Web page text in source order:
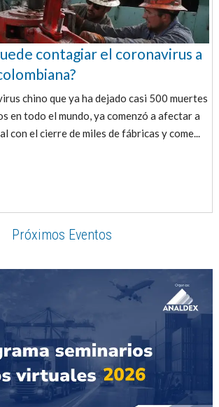
contagiar el coronavirus a
chino que ya ha dejado casi 500 muertes
en todo el mundo, ya comenzó a afectar a
con el cierre de miles de fábricas y come...
Próximos Eventos